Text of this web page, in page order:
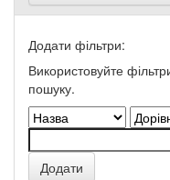
Додати фільтри:
Використовуйте
пошуку.